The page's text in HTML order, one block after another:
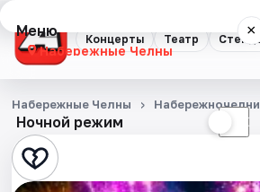
Концерты Театр
Меню ×
Набережные Челны
Концерты
Театр
Стендап
Ночной режим ☾
Набережные Челны